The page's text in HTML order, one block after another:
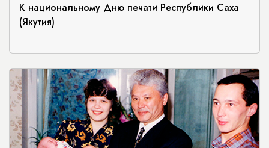
К национальному Дню печати Республики Саха
(Якутия)